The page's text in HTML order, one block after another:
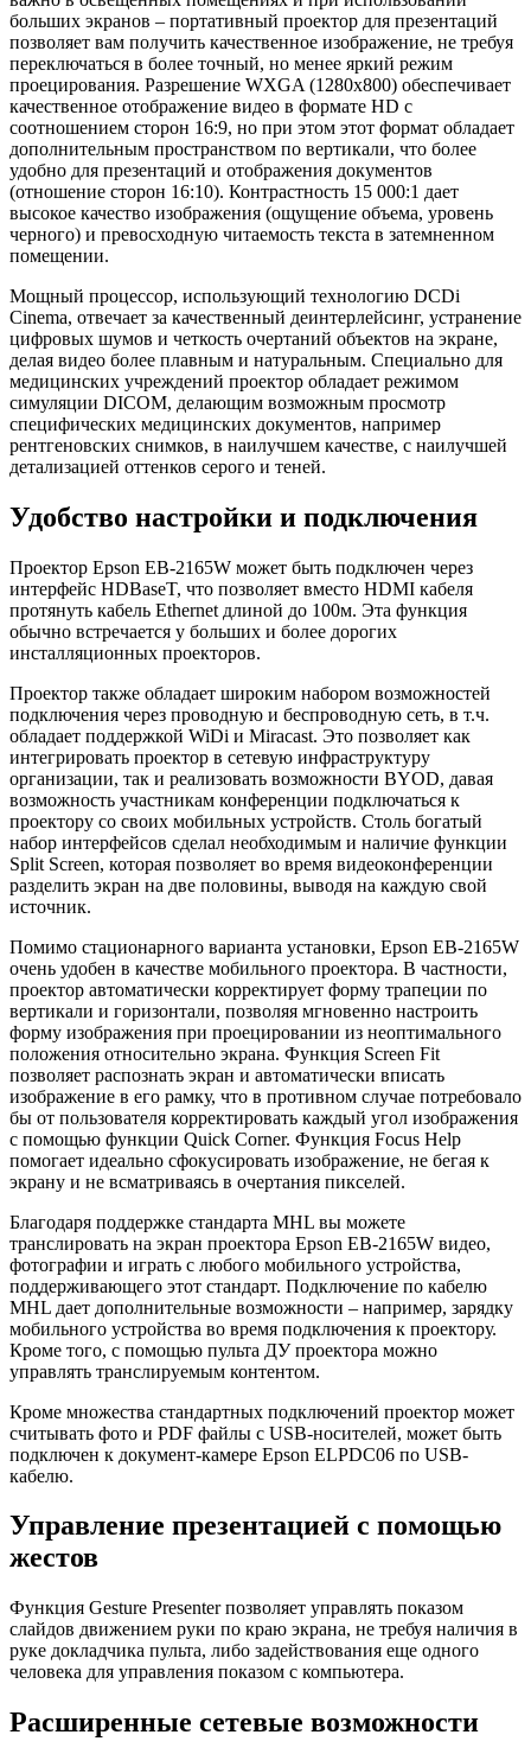
больших экранов – портативный проектор для презентаций
позволяет вам получить качественное изображение, не требуя
переключаться в более точный, но менее яркий режим
проецирования. Разрешение WXGA (1280x800) обеспечивает
качественное отображение видео в формате HD с
соотношением сторон 16:9, но при этом этот формат обладает
дополнительным пространством по вертикали, что более
удобно для презентаций и отображения документов
(отношение сторон 16:10). Контрастность 15 000:1 дает
высокое качество изображения (ощущение объема, уровень
черного) и превосходную читаемость текста в затемненном
помещении.
Мощный процессор, использующий технологию DCDi
Cinema, отвечает за качественный деинтерлейсинг, устранение
цифровых шумов и четкость очертаний объектов на экране,
делая видео более плавным и натуральным. Специально для
медицинских учреждений проектор обладает режимом
симуляции DICOM, делающим возможным просмотр
специфических медицинских документов, например
рентгеновских снимков, в наилучшем качестве, с наилучшей
детализацией оттенков серого и теней.
Удобство настройки и подключения
Проектор Epson EB-2165W может быть подключен через
интерфейс HDBaseT, что позволяет вместо HDMI кабеля
протянуть кабель Ethernet длиной до 100м. Эта функция
обычно встречается у больших и более дорогих
инсталляционных проекторов.
Проектор также обладает широким набором возможностей
подключения через проводную и беспроводную сеть, в т.ч.
обладает поддержкой WiDi и Miracast. Это позволяет как
интегрировать проектор в сетевую инфраструктуру
организации, так и реализовать возможности BYOD, давая
возможность участникам конференции подключаться к
проектору со своих мобильных устройств. Столь богатый
набор интерфейсов сделал необходимым и наличие функции
Split Screen, которая позволяет во время видеоконференции
разделить экран на две половины, выводя на каждую свой
источник.
Помимо стационарного варианта установки, Epson EB-2165W
очень удобен в качестве мобильного проектора. В частности,
проектор автоматически корректирует форму трапеции по
вертикали и горизонтали, позволяя мгновенно настроить
форму изображения при проецировании из неоптимального
положения относительно экрана. Функция Screen Fit
позволяет распознать экран и автоматически вписать
изображение в его рамку, что в противном случае потребовало
бы от пользователя корректировать каждый угол изображения
с помощью функции Quick Corner. Функция Focus Help
помогает идеально сфокусировать изображение, не бегая к
экрану и не всматриваясь в очертания пикселей.
Благодаря поддержке стандарта MHL вы можете
транслировать на экран проектора Epson EB-2165W видео,
фотографии и играть с любого мобильного устройства,
поддерживающего этот стандарт. Подключение по кабелю
MHL дает дополнительные возможности – например, зарядку
мобильного устройства во время подключения к проектору.
Кроме того, с помощью пульта ДУ проектора можно
управлять транслируемым контентом.
Кроме множества стандартных подключений проектор может
считывать фото и PDF файлы с USB-носителей, может быть
подключен к документ-камере Epson ELPDC06 по USB-
кабелю.
Управление презентацией с помощью
жестов
Функция Gesture Presenter позволяет управлять показом
слайдов движением руки по краю экрана, не требуя наличия в
руке докладчика пульта, либо задействования еще одного
человека для управления показом с компьютера.
Расширенные сетевые возможности